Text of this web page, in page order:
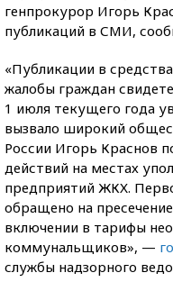
генпрокурор Игорь
публикаций в СМИ,
«Публикации в
жалобы граждан
1 июля текущего года
вызвало широкий
России Игорь Краснов
действий на местах
предприятий ЖКХ.
обращено на
включении в тарифы
коммунальщиков», —
службы надзорного